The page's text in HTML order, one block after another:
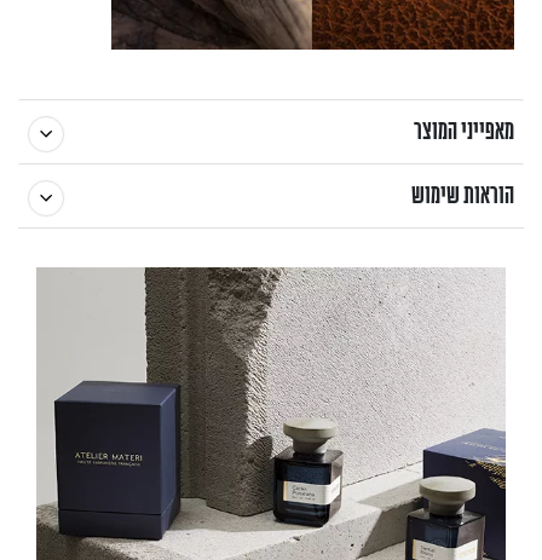
מאפייני המוצר
הוראות שימוש